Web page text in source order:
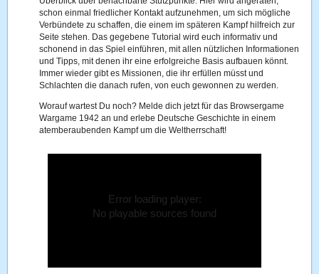
schon einmal friedlicher Kontakt aufzunehmen, um sich mögliche
Verbündete zu schaffen, die einem im späteren Kampf hilfreich zur
Seite stehen. Das gegebene Tutorial wird euch informativ und
schonend in das Spiel einführen, mit allen nützlichen Informationen
und Tipps, mit denen ihr eine erfolgreiche Basis aufbauen könnt.
Immer wieder gibt es Missionen, die ihr erfüllen müsst und
Schlachten die danach rufen, von euch gewonnen zu werden.
Worauf wartest Du noch? Melde dich jetzt für das Browsergame
Wargame 1942 an und erlebe Deutsche Geschichte in einem
atemberaubenden Kampf um die Weltherrschaft!
Error loading player:
No playable sources found